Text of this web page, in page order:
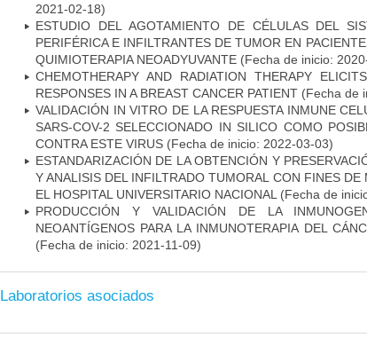
2021-02-18)
ESTUDIO DEL AGOTAMIENTO DE CÉLULAS DEL
PERIFÉRICA E INFILTRANTES DE TUMOR EN
QUIMIOTERAPIA NEOADYUVANTE (Fecha de inicio:
CHEMOTHERAPY AND RADIATION THERAPY
RESPONSES IN A BREAST CANCER PATIENT (Fecha de
VALIDACIÓN IN VITRO DE LA RESPUESTA INMUNE
SARS-COV-2 SELECCIONADO IN SILICO COMO
CONTRA ESTE VIRUS (Fecha de inicio: 2022-03-03)
ESTANDARIZACIÓN DE LA OBTENCIÓN Y
Y ANALISIS DEL INFILTRADO TUMORAL CON FINES DE
EL HOSPITAL UNIVERSITARIO NACIONAL (Fecha de
PRODUCCIÓN Y VALIDACIÓN DE LA
NEOANTÍGENOS PARA LA INMUNOTERAPIA DEL
(Fecha de inicio: 2021-11-09)
Laboratorios asociados